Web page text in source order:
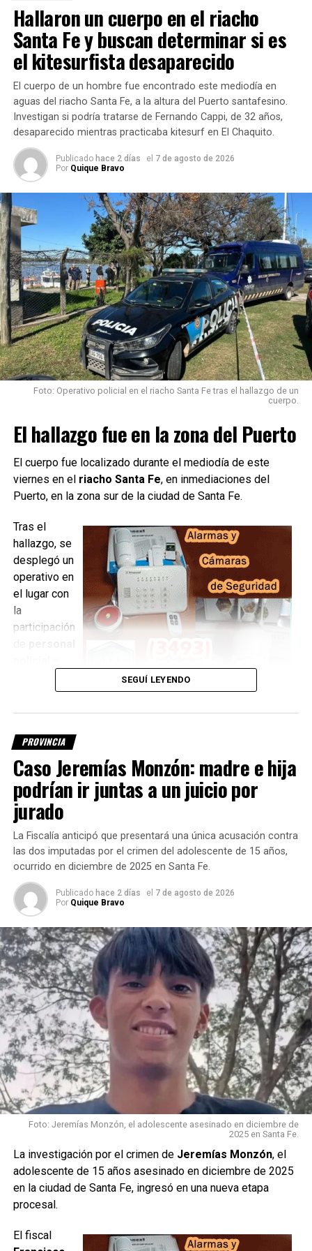
Fuente: Aire
de Santa Fe
TEMAS RELACIONADOS:
Advierten que no hay más lugar en la provincia para
alojar presos federales
NO TE PIERDAS
Compactan móviles policiales en desuso
Hallaron un cuerpo en el riacho
Santa Fe y buscan determinar si es
el kitesurfista desaparecido
El cuerpo de un hombre fue encontrado este mediodía en
aguas del riacho Santa Fe, a la altura del Puerto santafesino.
Investigan si podría tratarse de Fernando Cappi, de 32 años,
desaparecido mientras practicaba kitesurf en El Chaquito.
Publicado hace 2 días el 7 de agosto de 2026
Por Quique Bravo
Foto: Operativo policial en el riacho Santa Fe tras el hallazgo de un
cuerpo.
El hallazgo fue en la zona del Puerto
El cuerpo fue localizado durante el mediodía de este
viernes en el riacho Santa Fe, en inmediaciones del
Puerto, en la zona sur de la ciudad de Santa Fe.
Tras el
hallazgo, se
desplegó un
operativo en
el lugar con
la
participación
trabajan para
Investigan si es el kitesurfista
desaparecido
Una de las principales hipótesis que se intenta determinar
es si el cuerpo corresponde aFernando Cappi, de 32
años, quien desapareció el jueves por la tarde en el paraje
El Chaquito, mientras practicaba kitesurf.
Hasta el momento,la identidad del cuerpo no fue
confirmada oficialmente
Los
investigadores trabajan en el lugar para avanzar con las
pericias correspondientes y determinar si existe relación
con la desaparición del deportista.
La información se encuentra en desarrollo.Se
aguardan datos oficiales sobre la identidad de la persona
SEGUÍ LEYENDO
PROVINCIA
Caso Jeremías Monzón: madre e hija
podrían ir juntas a un juicio por
jurado
La Fiscalía anticipó que presentará una única acusación contra
las dos imputadas por el crimen del adolescente de 15 años,
ocurrido en diciembre de 2025 en Santa Fe.
Publicado hace 2 días el 7 de agosto de 2026
Por Quique Bravo
Foto: Jeremías Monzón, el adolescente asesinado en diciembre de
2025 en Santa Fe.
La investigación por el crimen de Jeremías Monzón, el
adolescente de 15 años asesinado en diciembre de 2025
en la ciudad de Santa Fe, ingresó en una nueva etapa
procesal.
El fiscal